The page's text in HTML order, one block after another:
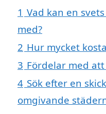
1 Vad kan en
med?
2 Hur mycket
3 Fördelar med
4 Sök efter en
omgivande